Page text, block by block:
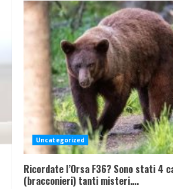
Uncategorized
Ricordate l’Orsa F36? Sono stati 4
(bracconieri) tanti misteri….